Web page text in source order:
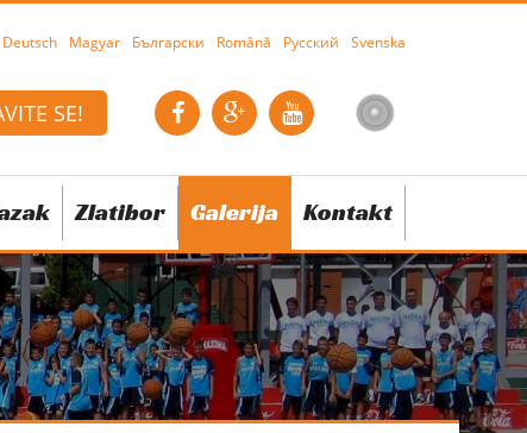
Deutsch Magyar Български Română Русский Svenska
SE!
Zlatibor Galerija Kontakt